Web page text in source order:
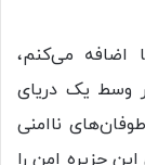
اضافه می‌کنم،
وسط یک دریای
ناامنی
جزیره امن را